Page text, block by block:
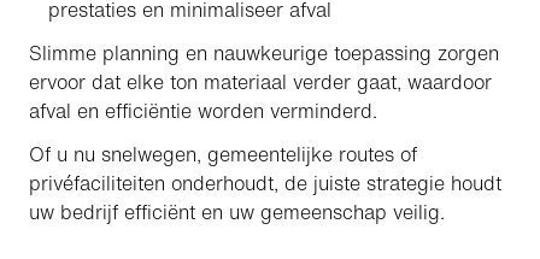
prestaties en minimaliseer afval
Slimme planning en nauwkeurige toepassing zorgen
ervoor dat elke ton materiaal verder gaat, waardoor
afval en efficiëntie worden verminderd.
Of u nu snelwegen, gemeentelijke routes of
privéfaciliteiten onderhoudt, de juiste strategie houdt
uw bedrijf efficiënt en uw gemeenschap veilig.